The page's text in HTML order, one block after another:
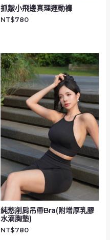
抓皺小飛邊真理運動褲
NT$780
純慾削肩吊帶Bra(附增厚乳膠
水滴胸墊)
NT$780